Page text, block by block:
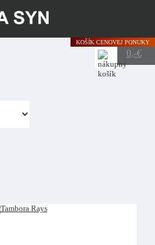
KOŠÍK CENOVEJ PONUKY
0,-€